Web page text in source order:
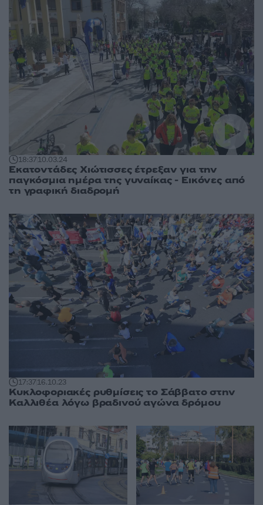
18:3710.03.24
Εκατοντάδες Χιώτισσες έτρεξαν για την
παγκόσμια ημέρα της γυναίκας - Εικόνες από
τη γραφική διαδρομή
17:3716.10.23
Κυκλοφοριακές ρυθμίσεις το Σάββατο στην
Καλλιθέα λόγω βραδινού αγώνα δρόμου